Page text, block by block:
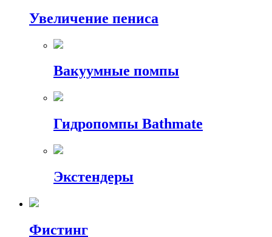
Увеличение пениса
Вакуумные помпы
Гидропомпы Bathmate
Экстендеры
Фистинг